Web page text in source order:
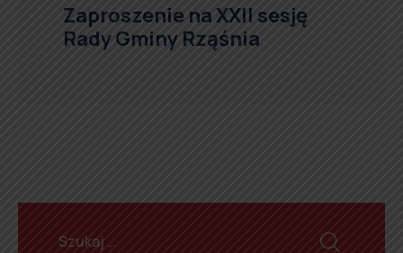
Zaproszenie na XXII sesję
Rady Gminy Rząśnia